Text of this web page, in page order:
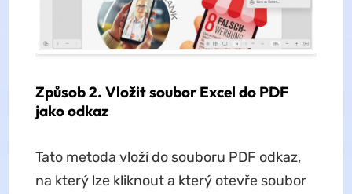
Způsob 2. Vložit soubor Excel do PDF
jako odkaz
Tato metoda vloží do souboru PDF odkaz,
na který lze kliknout a který otevře soubor